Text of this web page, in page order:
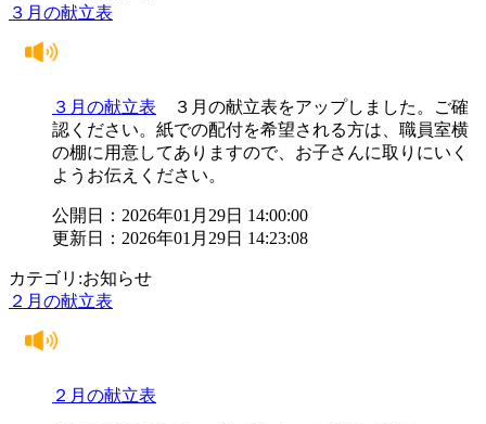
３月の献立表
３月の献立表 ３月の献立表をアップしました。ご確
認ください。紙での配付を希望される方は、職員室横
の棚に用意してありますので、お子さんに取りにいく
ようお伝えください。
公開日：2026年01月29日 14:00:00
更新日：2026年01月29日 14:23:08
カテゴリ:お知らせ
２月の献立表
２月の献立表